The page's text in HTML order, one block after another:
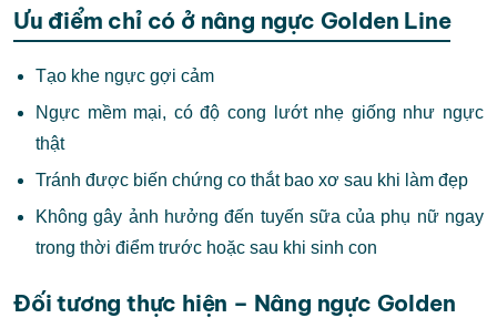
Ưu điểm chỉ có ở nâng ngực Golden Line
Tạo khe ngực gợi cảm
Ngực mềm mại, có độ cong lướt nhẹ giống như ngực
thật
Tránh được biến chứng co thắt bao xơ sau khi làm đẹp
Không gây ảnh hưởng đến tuyến sữa của phụ nữ ngay
trong thời điểm trước hoặc sau khi sinh con
Đối tương thực hiện – Nâng ngực Golden